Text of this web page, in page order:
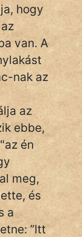
hogy
van. A
nak az
az
ebbe,
én
meg,
és
a
”Itt